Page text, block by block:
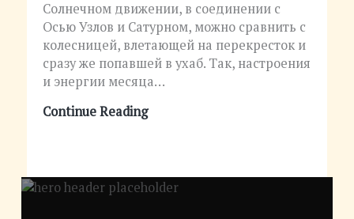
Солнечном движении, в соединении с
Осью Узлов и Сатурном, можно сравнить с
колесницей, влетающей на перекресток и
сразу же попавшей в ухаб. Так, настроения
и энергии месяца…
Continue Reading